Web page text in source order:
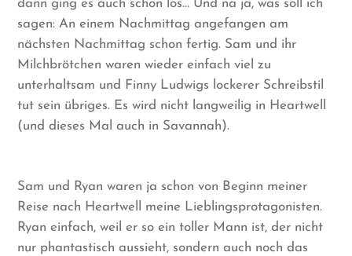
dann ging es auch schon los… Und na ja, was soll ich
sagen: An einem Nachmittag angefangen am
nächsten Nachmittag schon fertig. Sam und ihr
Milchbrötchen waren wieder einfach viel zu
unterhaltsam und Finny Ludwigs lockerer Schreibstil
tut sein übriges. Es wird nicht langweilig in Heartwell
(und dieses Mal auch in Savannah).
Sam und Ryan waren ja schon von Beginn meiner
Reise nach Heartwell meine Lieblingsprotagonisten.
Ryan einfach, weil er so ein toller Mann ist, der nicht
nur phantastisch aussieht, sondern auch noch das